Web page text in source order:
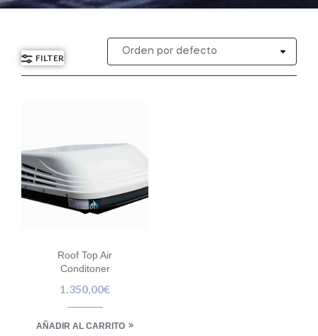
FILTER
Roof Top Air
Conditoner
1.350,00€
AÑADIR AL CARRITO